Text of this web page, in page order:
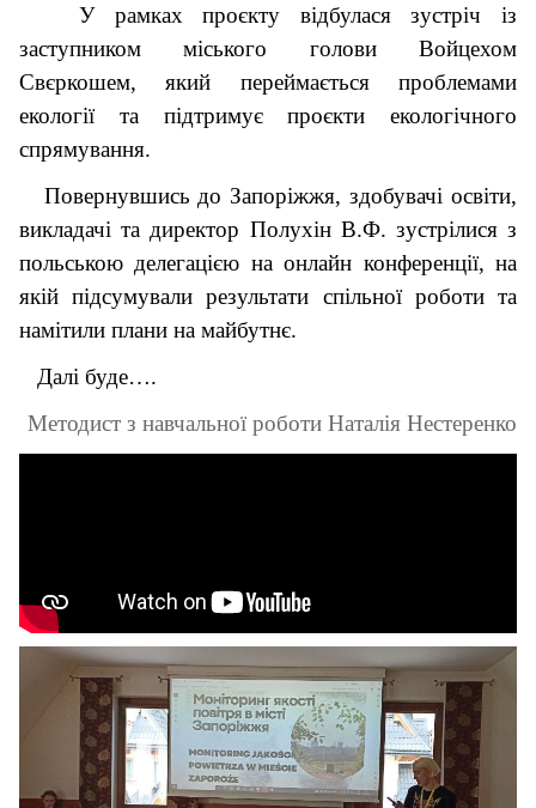
У рамках проєкту відбулася зустріч із
заступником міського голови Войцехом
Свєркошем, який переймається проблемами
екології та підтримує проєкти екологічного
спрямування.
Повернувшись до Запоріжжя, здобувачі освіти,
викладачі та директор Полухін В.Ф. зустрілися з
польською делегацією на онлайн конференції, на
якій підсумували результати спільної роботи та
намітили плани на майбутнє.
Далі буде….
Методист з навчальної роботи Наталія Нестеренко